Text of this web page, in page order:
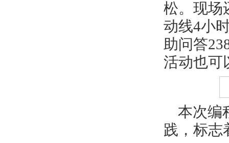
松。现场
动线4小
助问答
活动也可
本次编
践，标志